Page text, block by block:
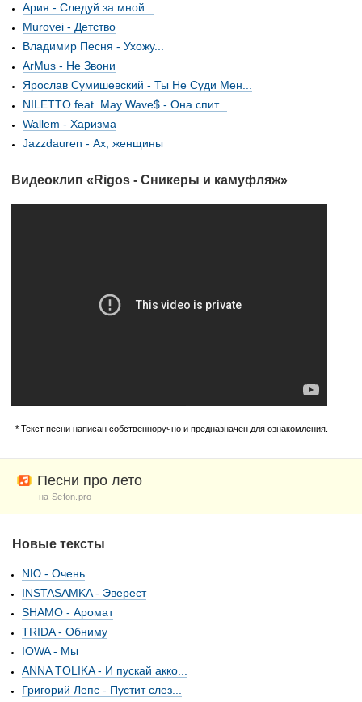
Ария - Следуй за мной...
Murovei - Детство
Владимир Песня - Ухожу...
ArMus - Не Звони
Ярослав Сумишевский - Ты Не Суди Мен...
NILETTO feat. May Wave$ - Она спит...
Wallem - Харизма
Jazzdauren - Ах, женщины
Видеоклип «Rigos - Сникеры и камуфляж»
* Текст песни написан собственноручно и предназначен для ознакомления.
Песни про лето
на Sefon.pro
Новые тексты
NЮ - Очень
INSTASAMKA - Эверест
SHAMO - Аромат
TRIDA - Обниму
IOWA - Мы
ANNA TOLIKA - И пускай акко...
Григорий Лепс - Пустит слез...